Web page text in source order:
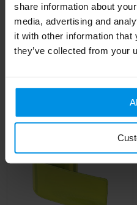
share information about
media, advertising and
it with other information that
they’ve collected from your
Lengte